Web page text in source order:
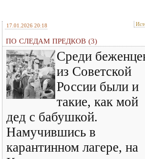
17.01.2026 20:18
ПО СЛЕДАМ ПРЕДКОВ (3)
Среди
из Советской
России были и
такие, как мой
дед с бабушкой.
Намучившись в
карантинном лагере, на